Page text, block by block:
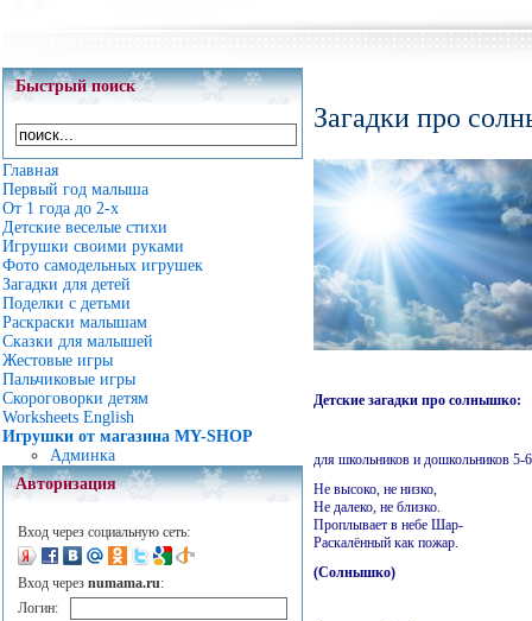
Быстрый поиск
Главная
Первый год малыша
От 1 года до 2-х
Детские веселые стихи
Игрушки своими руками
Фото самодельных игрушек
Загадки для детей
Поделки с детьми
Раскраски малышам
Сказки для малышей
Жестовые игры
Пальчиковые игры
Скороговорки детям
Worksheets English
Игрушки от магазина MY-SHOP
Админка
Авторизация
Вход через социальную сеть:
Вход через numama.ru:
Логин:
Загадки про
Детские загадки про солнышко:
для школьников и дошкольников 5-
Не высоко, не низко,
Не далеко, не близко.
Проплывает в небе Шар-
Раскалённый как пожар.
(Солнышко)